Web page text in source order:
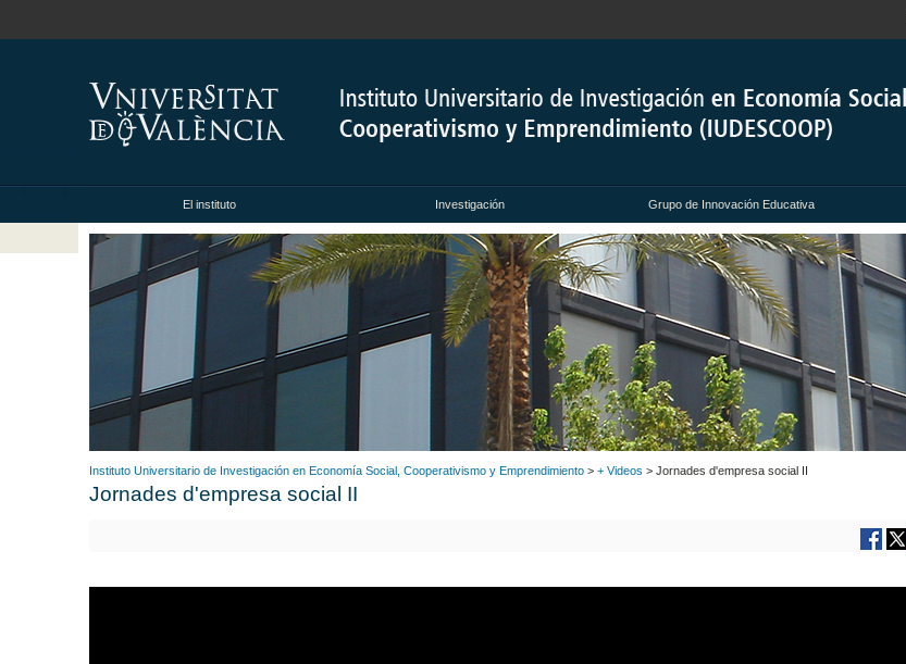
El instituto Investigación Grupo de Innovación Educativa
Instituto Universitario de Investigación en Economía Social, Cooperativismo y Emprendimiento > + Videos > Jornades d'empresa social II
Jornades d'empresa social II